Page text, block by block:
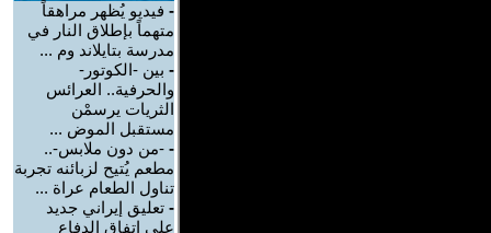
- فيديو يُظهر مراهقاً
متهماً بإطلاق النار في
مدرسة بتايلاند وم ...
- بين -الكوتور-
والحرفية.. العرائس
الثريات يرسمْن
مستقبل الموض ...
- -من دون ملابس-..
مطعم يُتيح لزبائنه تجربة
تناول الطعام عراة ...
- تعليق إيراني جديد
على اتفاق الدفاع